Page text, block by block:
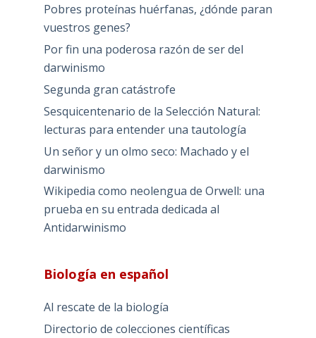
Pobres proteínas huérfanas, ¿dónde paran
vuestros genes?
Por fin una poderosa razón de ser del
darwinismo
Segunda gran catástrofe
Sesquicentenario de la Selección Natural:
lecturas para entender una tautología
Un señor y un olmo seco: Machado y el
darwinismo
Wikipedia como neolengua de Orwell: una
prueba en su entrada dedicada al
Antidarwinismo
Biología en español
Al rescate de la biología
Directorio de colecciones científicas